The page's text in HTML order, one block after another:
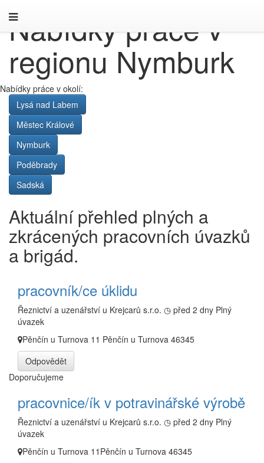
Nabídky práce v
regionu Nymburk
Nabídky práce v okolí:
Lysá nad Labem
Městec Králové
Nymburk
Poděbrady
Sadská
Aktuální přehled plných a
zkrácených pracovních úvazků
a brigád.
pracovník/ce úklidu
Řeznictví a uzenářství u Krejcarů s.r.o. ◷ před 2 dny Plný
úvazek
Pěnčín u Turnova 11 Pěnčín u Turnova 46345
Odpovědět
Doporučujeme
pracovnice/ík v potravinářské výrobě
Řeznictví a uzenářství u Krejcarů s.r.o. ◷ před 2 dny Plný
úvazek
Pěnčín u Turnova 11Pěnčín u Turnova 46345